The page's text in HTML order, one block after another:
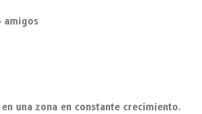
amigos
una zona en constante crecimiento.